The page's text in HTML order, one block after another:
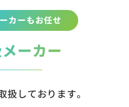
カーもお任せ
ーカー
扱しております。